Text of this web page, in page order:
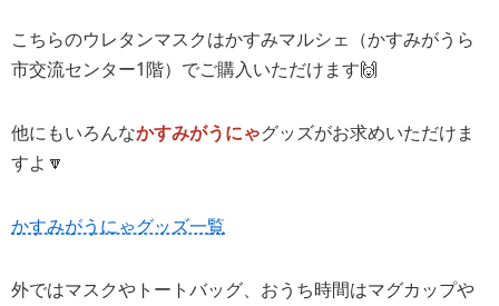
こちらのウレタンマスクはかすみマルシェ（かすみがうら
市交流センター1階）でご購入いただけます🙌
他にもいろんなかすみがうにゃグッズがお求めいただけま
すよ🔽
かすみがうにゃグッズ一覧
外ではマスクやトートバッグ、おうち時間はマグカップや